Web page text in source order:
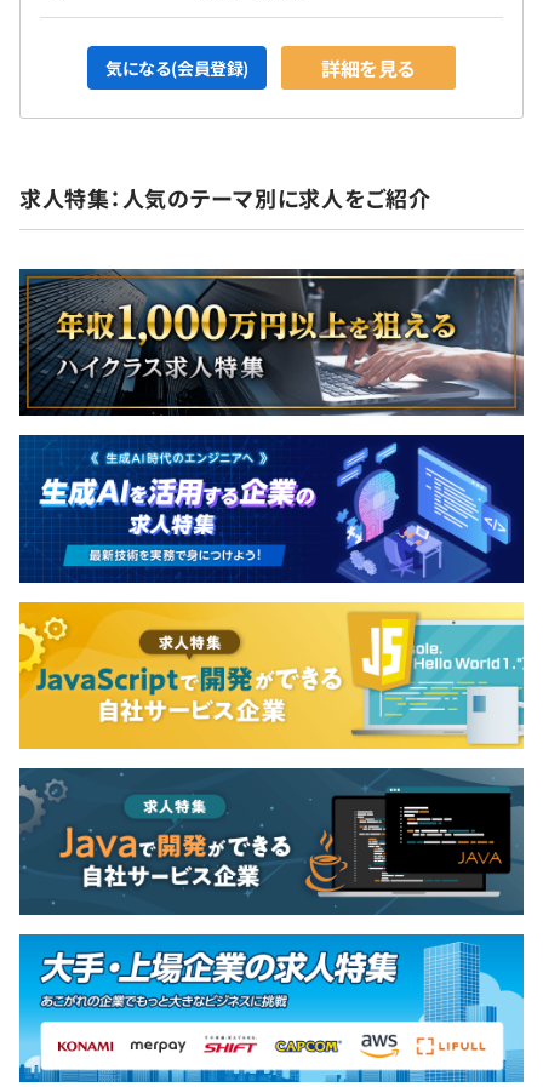
制あり
単なる“作業”ではなく、設計・改善・運用まで含めてエン
ジニアとして成長できる環境づくりを大切にしています。
・CPU：Core Ultra7、メモリ：32GB
アジャイル、スクラム
【プロジェクトの進め方】
開発はアジャイル・スクラムをベースに進めています。
営業部門やシステム部門と連携しながら、ユーザー要望を
反映した改善開発や機能追加を実施しています。
現在は内製化フェーズにあり、既存システムの改善やモダ
ナイズ、技術基盤整備にも取り組んでいます。
コードレビューや相談を行いながら、チームで協力して開
発を進めています。
【開発チームの雰囲気】
開発体制は約15名規模で、グループ会社の開発メンバーと
も連携しながら進めています。
気になる(会員登録) 詳細を見る
求人特集：人気のテーマ別に求人をご紹介